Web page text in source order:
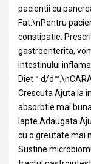
pacientii cu
Fat.\nPentru
constipatie:
gastroenterita,
intestinului
Diet™ d/
Crescuta Ajuta la
absorbtie mai
lapte Adaugata
cu o greutate mai
Sustine